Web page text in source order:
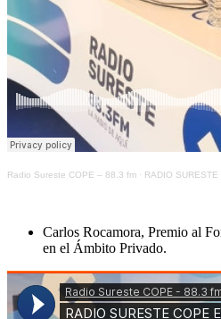
Radio Sureste COPE – 88.3 fm · RADIO SURESTE COPE EN LOS FORTIUS
Carlos Rocamora, Premio al
en el Ámbito Privado.